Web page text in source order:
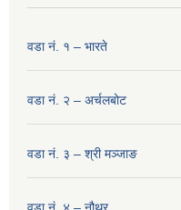
वडा नं. १ – भारते
वडा नं. २ – अर्चलबोट
वडा नं. ३ – श्री मञ्‍जाङ
वडा नं. ४ – नौथर